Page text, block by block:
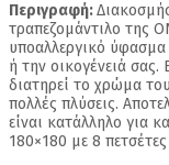
Περιγραφή:
τραπεζομάντιλο της
υποαλλεργικό
ή την οικογένειά σας.
διατηρεί το χρώμα
πολλές πλύσεις.
είναι κατάλληλο για
180×180 με 8